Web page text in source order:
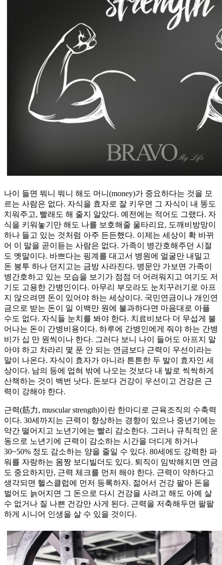
나이 들면 뭐니 뭐니 해도 머니(money)가 중요하다는 것을 모
르는 사람은 없다. 자식을 효자로 잘 키우면 그 자식이 내 똥도
치워주고, 빨래도 해 줄지 알았다. 예전에는 적어도 그랬다. 자
식을 키워놓기만 해도 나를 보호해줄 울타리요, 도깨비방망이
하나 들고 있는 것처럼 아주 든든했다. 이제는 세상이 확 바뀌
어 이 말을 곧이듣는 사람은 없다. 가족이 병간호해주던 시절
도 옛말이다. 바쁘다는 핑계를 대고서 병원에 얼굴만 내밀고
돈 봉투 하나 던지고는 금방 사라진다. 병문안 가보면 가족이
병간호하고 있는 모습을 보기가 점점 더 어려워지고 여기도 저
기도 고용한 간병인이다. 아무리 부모라도 눈치꾸러기로 아프
지 않으려면 돈이 있어야 하는 세상이다. 국민연금이나 개인연
금으로 받는 돈이 일 이백만 원에 불과하다면 마음대로 아플
수도 없다. 자식들 눈치를 봐야 한다. 치료비보다 더 무섭게 불
어나는 돈이 간병비용이다. 하루에 간병인에게 줘야 하는 간병
비가 십 만 원씩이나 한다. 그러다 보니 나이 들어도 아프지 말
아야 하고 차라리 몇 푼 안 되는 연금보다 근력이 우선이라는
말이 나온다. 자식이 효자가 아니라 튼튼한 두 발이 효자인 세
상이다. 남의 등에 업혀 밖에 나오는 것보다 내 발로 씩씩하게
산책하는 것이 백번 낫다. 돈보다 건강이 우선이고 건강은 근
력이 강해야 한다.
근력(筋力, muscular strength)이란 한마디로 근육조직의 수축력
이다. 30세까지는 근력이 향상하는 경향이 있으나 중년기에는
약간 떨어지고 노년기에는 빨리 감소한다. 그러나 규칙적인 운
동으로 노년기에 근력이 감소하는 시간을 더디게 하거나
30~50% 정도 감소하는 양을 줄일 수 있다. 80세에도 강력한 파
워를 자랑하는 몸짱 보디빌더도 있다. 퇴직이 임박해지면 연금
도 중요하지만, 근력 체크를 먼저 해야 한다. 근력이 약하다고
생각되면 헬스클럽에 먼저 등록하자. 젊어서 건강 팔아 돈을
벌어도 늙어지면 그 돈으로 다시 건강을 사려고 해도 아예 살
수 없거나 질 나쁜 건강만 사게 된다. 근력을 저축해두면 팔팔
하게 시니어 인생을 살 수 있을 것이다.